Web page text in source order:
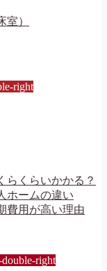
）
right
くらいかかる？
ホームの違い
費用が高い理由
double-right